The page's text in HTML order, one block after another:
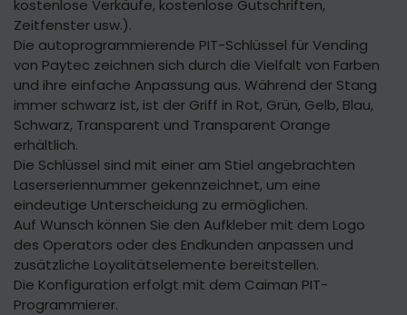
kostenlose Verkäufe, kostenlose Gutschriften,
Zeitfenster usw.).
Die autoprogrammierende PIT-Schlüssel für Vending
von Paytec zeichnen sich durch die Vielfalt von Farben
und ihre einfache Anpassung aus. Während der Stang
immer schwarz ist, ist der Griff in Rot, Grün, Gelb, Blau,
Schwarz, Transparent und Transparent Orange
erhältlich.
Die Schlüssel sind mit einer am Stiel angebrachten
Laserseriennummer gekennzeichnet, um eine
eindeutige Unterscheidung zu ermöglichen.
Auf Wunsch können Sie den Aufkleber mit dem Logo
des Operators oder des Endkunden anpassen und
zusätzliche Loyalitätselemente bereitstellen.
Die Konfiguration erfolgt mit dem Caiman PIT-
Programmierer.